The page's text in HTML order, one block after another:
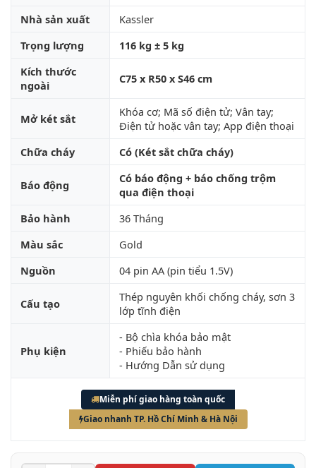
Nhà sản xuất
Kassler
Trọng lượng
116 kg ± 5 kg
Kích thước
ngoài
C75 x R50 x S46 cm
Mở két sắt
Khóa cơ; Mã số điện tử; Vân tay;
Điện tử hoặc vân tay; App điện thoại
Chữa cháy
Có (Két sắt chữa cháy)
Báo động
Có báo động + báo chống trộm
qua điện thoại
Bảo hành
36 Tháng
Màu sắc
Gold
Nguồn
04 pin AA (pin tiểu 1.5V)
Cấu tạo
Thép nguyên khối chống cháy, sơn 3
lớp tĩnh điện
Phụ kiện
- Bộ chìa khóa bảo mật
- Phiếu bảo hành
- Hướng Dẫn sử dụng
Miễn phí giao hàng toàn quốc
Giao nhanh TP. Hồ Chí Minh & Hà Nội